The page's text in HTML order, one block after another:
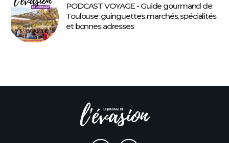
PODCAST VOYAGE - Guide gourmand de
Toulouse: guinguettes, marchés, spécialités
et bonnes adresses